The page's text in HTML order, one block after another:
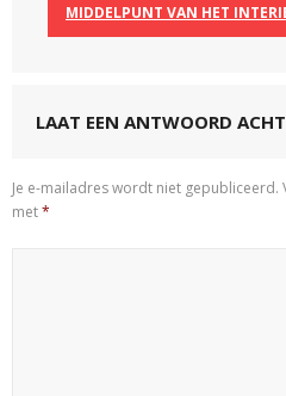
MIDDELPUNT VAN HET
LAAT EEN ANTWOORD
Je e-mailadres wordt niet gepubliceerd.
met*